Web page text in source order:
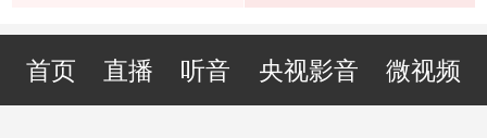
首页 直播 听音 央视影音 微视频